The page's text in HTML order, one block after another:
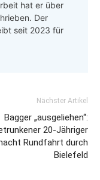
hat er über
Der
seit 2023 für
Nächster Artikel
Bagger „ausgeliehen“:
20-Jähriger
Rundfahrt durch
Bielefeld